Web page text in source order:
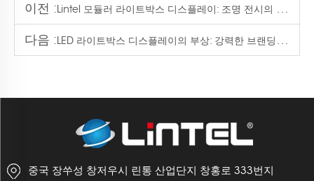
이전 :Lintel 모듈러 라이트박스 디스플레이: 조명 전시의 미래
다음 :LED 라이트박스 디스플레이의 부상: 강력한 브랜딩을 위한 밝은 아이디어
중국 장쑤성 창저우시 린통 산업단지 창홍로 333번지